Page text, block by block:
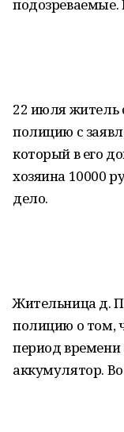
подозреваемые.
22 июля житель
полицию с
который в его
хозяина 10000
дело.
Жительница д.
полицию о том,
период
аккумулятор.